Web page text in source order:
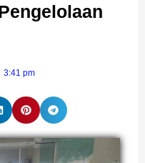
3:41 pm